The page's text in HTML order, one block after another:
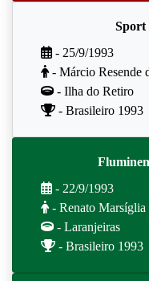
Sport
- 25/9/1993
- Márcio Resende
- Ilha do Retiro
- Brasileiro 1993
- 22/9/1993
- Renato Marsíglia
- Laranjeiras
- Brasileiro 1993